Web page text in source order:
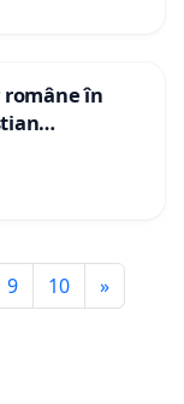
în
de
9 10 »